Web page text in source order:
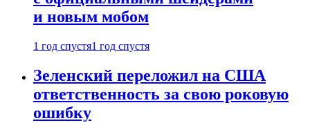
и новым мобом
1 год спустя1 год спустя
Зеленский переложил на США
ответственность за свою роковую
ошибку